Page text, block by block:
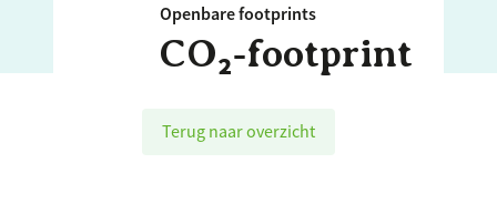
Openbare footprints
CO₂‑footprint
Terug naar overzicht